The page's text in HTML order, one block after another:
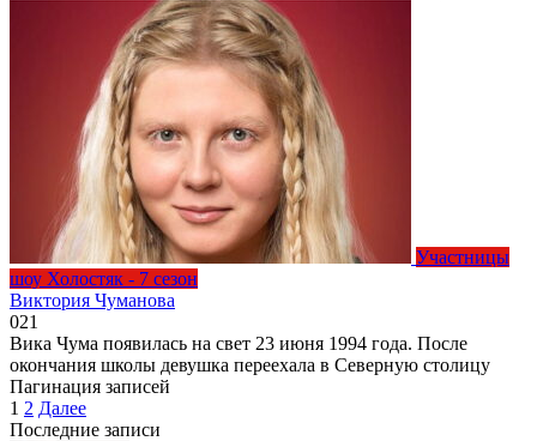
Участницы
шоу Холостяк - 7 сезон
Виктория Чуманова
021
Вика Чума появилась на свет 23 июня 1994 года. После
окончания школы девушка переехала в Северную столицу
Пагинация записей
1 2 Далее
Последние записи